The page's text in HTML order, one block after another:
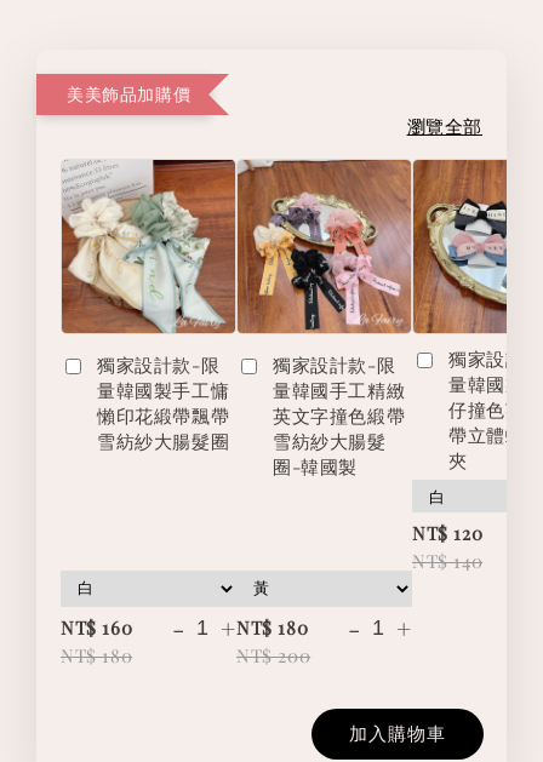
美美飾品加購價
瀏覽全部
獨家設計款-限
量韓國製手工慵
懶印花緞帶飄帶
雪紡紗大腸髮圈
NT$ 160
NT$ 180
- +
獨家設計款-限
量韓國手工精緻
英文字撞色緞帶
雪紡紗大腸髮
圈-韓國製
NT$ 180
NT$ 200
- +
獨家設計
量韓國製
仔撞色英
帶立體蝴
夾
NT$ 120
NT$ 140
加入購物車